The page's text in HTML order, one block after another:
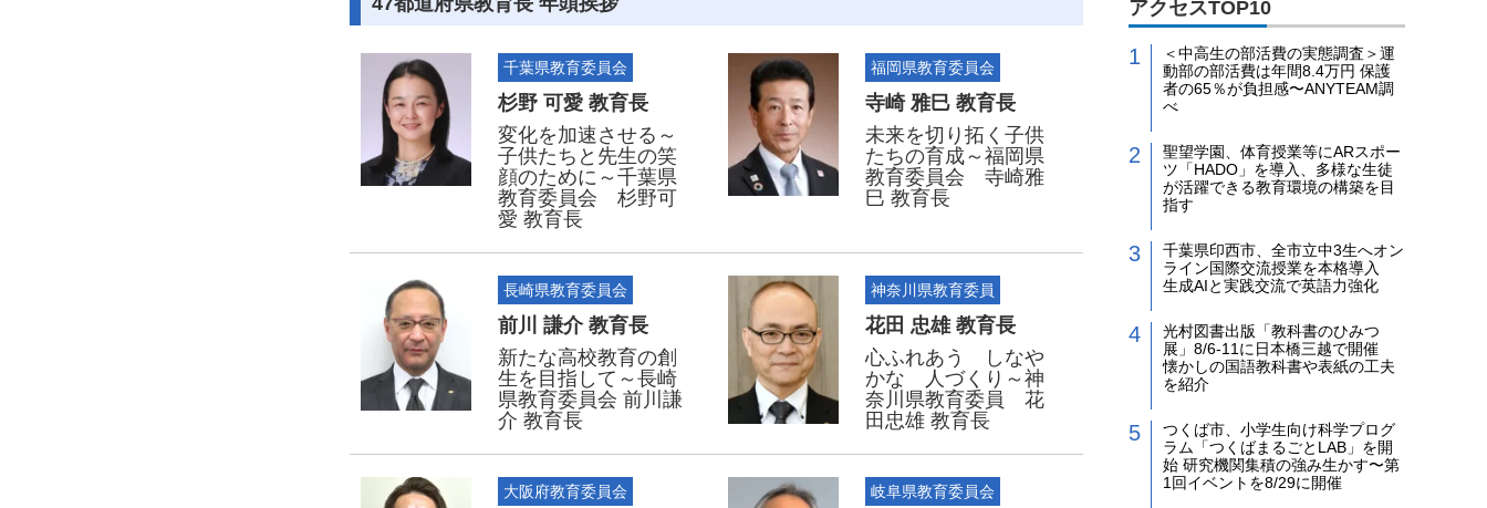
千葉県教育委員会
杉野 可愛 教育長
変化を加速させる～
子供たちと先生の笑
顔のために～千葉県
教育委員会 杉野可
愛 教育長
福岡県教育委員会
寺崎 雅巳 教育長
未来を切り拓く子供
たちの育成～福岡県
教育委員会 寺崎雅
巳 教育長
長崎県教育委員会
前川 謙介 教育長
新たな高校教育の創
生を目指して～長崎
県教育委員会 前川謙
介 教育長
神奈川県教育委員
花田 忠雄 教育長
心ふれあう しなや
かな 人づくり～神
奈川県教育委員 花
田忠雄 教育長
大阪府教育委員会 岐阜県教育委員会
アクセスTOP10
＜中高生の部活費の実態調査＞運
動部の部活費は年間8.4万円 保護
者の65％が負担感〜ANYTEAM調
べ
聖望学園、体育授業等にARスポー
ツ「HADO」を導入、多様な生徒
が活躍できる教育環境の構築を目
指す
千葉県印西市、全市立中3生へオン
ライン国際交流授業を本格導入
生成AIと実践交流で英語力強化
光村図書出版「教科書のひみつ
展」8/6-11に日本橋三越で開催
懐かしの国語教科書や表紙の工夫
を紹介
つくば市、小学生向け科学プログ
ラム「つくばまるごとLAB」を開
始 研究機関集積の強み生かす〜第
1回イベントを8/29に開催